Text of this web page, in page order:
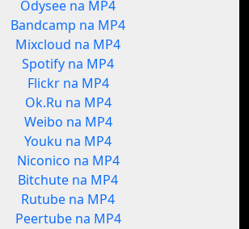
Odysee na MP4
Bandcamp na MP4
Mixcloud na MP4
Spotify na MP4
Flickr na MP4
Ok.Ru na MP4
Weibo na MP4
Youku na MP4
Niconico na MP4
Bitchute na MP4
Rutube na MP4
Peertube na MP4